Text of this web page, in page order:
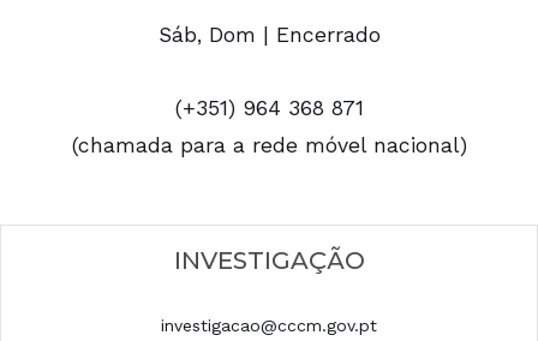
Sáb, Dom | Encerrado
(+351) 964 368 871
(chamada para a rede móvel nacional)
INVESTIGAÇÃO
investigacao@cccm.gov.pt